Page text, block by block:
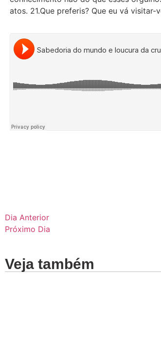
atos. 21.Que preferis? Que eu vá
Dia Anterior
Próximo Dia
Veja também